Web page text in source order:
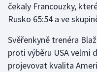
Házená
Judo
čekaly Francouzky,
Rusko 65:54 a ve
Svěřenkyně trenéra
proti výběru USA velmi
projevovat kvalita